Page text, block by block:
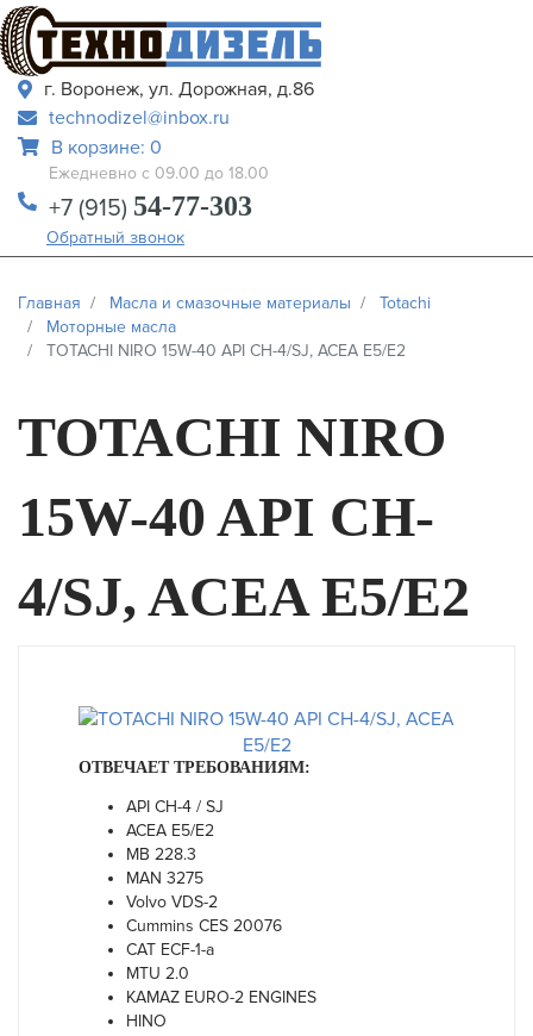
г. Воронеж, ул. Дорожная, д.86
technodizel@inbox.ru
В корзине: 0
Ежедневно с 09.00 до 18.00
+7 (915) 54-77-303
Обратный звонок
Главная Масла и смазочные материалы
Totachi
Моторные масла
TOTACHI NIRO 15W-40 API CH-4/SJ, ACEA E5/E2
TOTACHI NIRO
15W-40 API CH-
4/SJ, ACEA E5/E2
ОТВЕЧАЕТ ТРЕБОВАНИЯМ:
API CH-4 / SJ
ACEA E5/E2
MB 228.3
MAN 3275
Volvo VDS-2
Cummins CES 20076
CAT ECF-1-a
MTU 2.0
KAMAZ EURO-2 ENGINES
HINO